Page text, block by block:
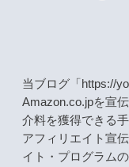
当ブログ「https://
Amazon.co.jpを宣
介料を獲得できる
アフィリエイト宣
イト・プログラム